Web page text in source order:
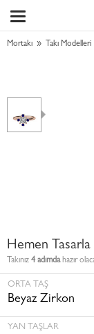
Mortakı » Takı Modelleri
Hemen Tasarla
Takınız 4 adımdahazır
ORTA TAŞ
Beyaz Zirkon
YAN TAŞLAR